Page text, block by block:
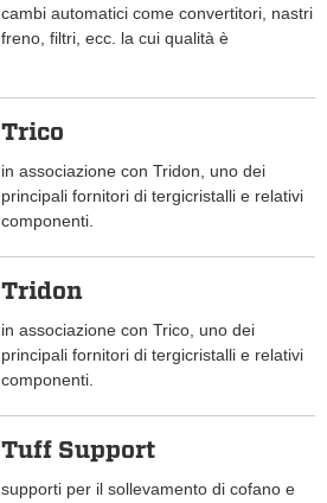
cambi automatici come convertitori, nastri
freno, filtri, ecc. la cui qualità è
Trico
in associazione con Tridon, uno dei
principali fornitori di tergicristalli e relativi
componenti.
Tridon
in associazione con Trico, uno dei
principali fornitori di tergicristalli e relativi
componenti.
Tuff Support
supporti per il sollevamento di cofano e